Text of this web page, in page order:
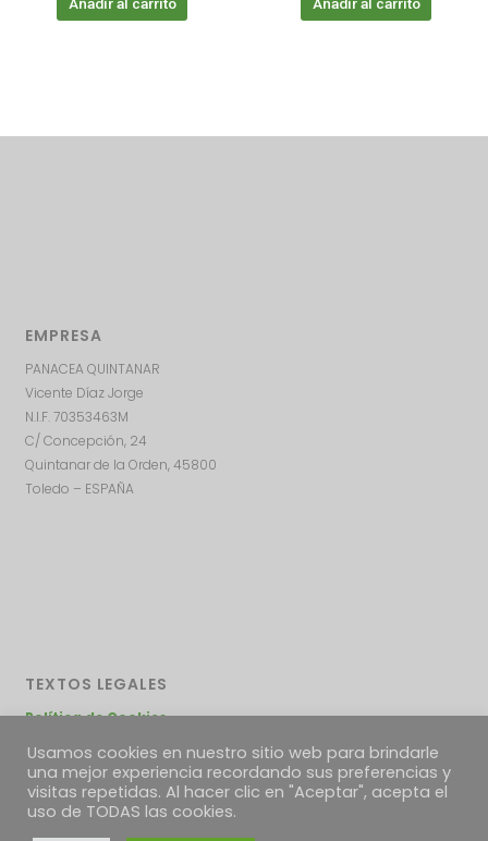
Añadir al carrito Añadir al carrito
EMPRESA
PANACEA QUINTANAR
Vicente Díaz Jorge
N.I.F. 70353463M
C/ Concepción, 24
Quintanar de la Orden, 45800
Toledo – ESPAÑA
TEXTOS LEGALES
Política de Cookies
Condiciones Generales
Desestimiento, devoluciones y reclamaciones
Usamos cookies en nuestro sitio web para brindarle
una mejor experiencia recordando sus preferencias y
visitas repetidas. Al hacer clic en "Aceptar", acepta el
uso de TODAS las cookies.